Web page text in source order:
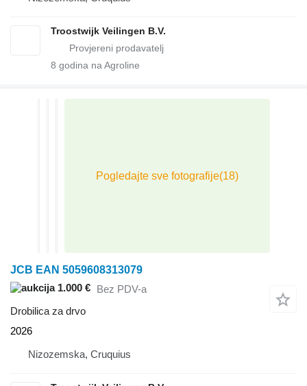
Troostwijk Veilingen B.V.
8 godina na Agroline
JCB EAN 5059608313079
1.000 € Bez PDV-a
Drobilica za drvo
2026
Nizozemska, Cruquius